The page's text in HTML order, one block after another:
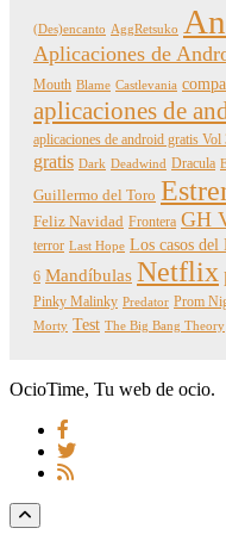
(Des)encanto AggRetsuko
Aplicaciones de
Mouth Blame Castlevania
aplicaciones de
aplicaciones de android gratis Vol
gratis Dark Deadwind Dracula
Guillermo del Toro
Feliz Navidad Frontera GH
terror Last Hope Los casos del
6 Mandíbulas Netflix
Pinky Malinky Predator Prom
Morty Test The Big Bang Theory
OcioTime, Tu web de ocio.